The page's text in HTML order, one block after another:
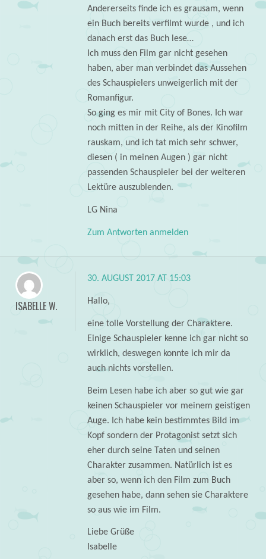
Andererseits finde ich es grausam, wenn
ein Buch bereits verfilmt wurde , und ich
danach erst das Buch lese…
Ich muss den Film gar nicht gesehen
haben, aber man verbindet das Aussehen
des Schauspielers unweigerlich mit der
Romanfigur.
So ging es mir mit City of Bones. Ich war
noch mitten in der Reihe, als der Kinofilm
rauskam, und ich tat mich sehr schwer,
diesen ( in meinen Augen ) gar nicht
passenden Schauspieler bei der weiteren
Lektüre auszublenden.
LG Nina
Zum Antworten anmelden
ISABELLE W.
30. AUGUST 2017 AT 15:03
Hallo,
eine tolle Vorstellung der Charaktere.
Einige Schauspieler kenne ich gar nicht so
wirklich, deswegen konnte ich mir da
auch nichts vorstellen.
Beim Lesen habe ich aber so gut wie gar
keinen Schauspieler vor meinem geistigen
Auge. Ich habe kein bestimmtes Bild im
Kopf sondern der Protagonist setzt sich
eher durch seine Taten und seinen
Charakter zusammen. Natürlich ist es
aber so, wenn ich den Film zum Buch
gesehen habe, dann sehen sie Charaktere
so aus wie im Film.
Liebe Grüße
Isabelle